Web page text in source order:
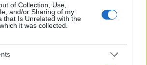
of Collection, Use,
and/or Sharing of my
that Is Unrelated with the
it was collected.
της Ζωής μας
οι αυθεντικές ιστορίες,